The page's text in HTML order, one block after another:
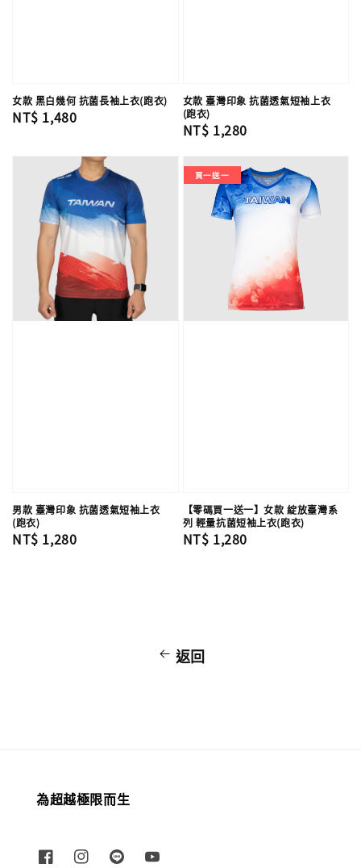
女款 黑白幾何 抗菌長袖上衣(跑衣)
Regular
NT$ 1,480
女款 臺灣印象 抗菌透氣短袖上衣
(跑衣)
Regular
NT$ 1,280
男款 臺灣印象 抗菌透氣短袖上衣
(跑衣)
Regular
NT$ 1,280
買一送一
【零碼買一送一】女款 綻放臺灣系
列 輕量抗菌短袖上衣(跑衣)
Regular
NT$ 1,280
返回
為超越極限而生